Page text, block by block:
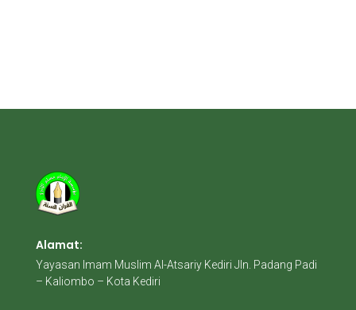
Alamat:
Yayasan Imam Muslim Al-Atsariy Kediri Jln. Padang Padi
– Kaliombo – Kota Kediri